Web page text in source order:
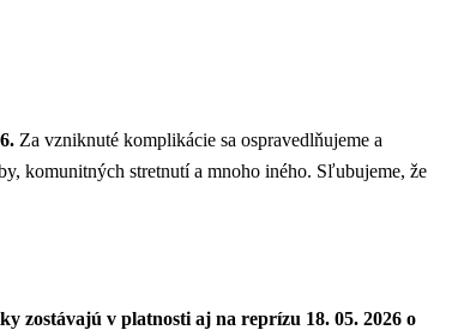
Za vzniknuté komplikácie sa ospravedlňujeme a
zostávajú v platnosti aj na reprízu 18. 05. 2026 o
komunitných stretnutí a mnoho iného. Sľubujeme, že